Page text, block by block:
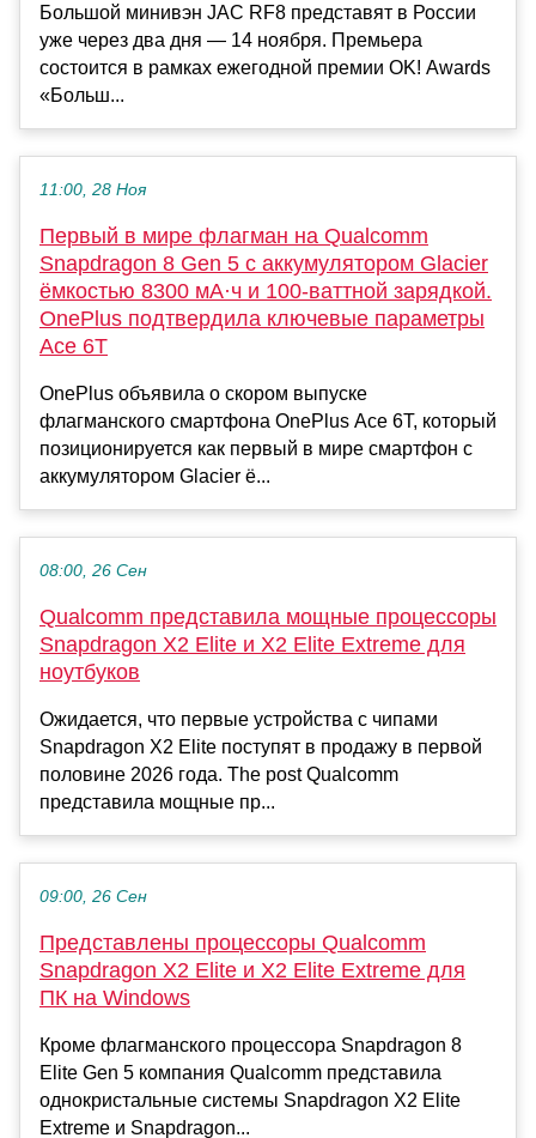
Большой минивэн JAC RF8 представят в России
уже через два дня — 14 ноября. Премьера
состоится в рамках ежегодной премии OK! Awards
«Больш...
11:00, 28 Ноя
Первый в мире флагман на Qualcomm
Snapdragon 8 Gen 5 с аккумулятором Glacier
ёмкостью 8300 мА·ч и 100-ваттной зарядкой.
OnePlus подтвердила ключевые параметры
Ace 6T
OnePlus объявила о скором выпуске
флагманского смартфона OnePlus Ace 6T, который
позиционируется как первый в мире смартфон с
аккумулятором Glacier ё...
08:00, 26 Сен
Qualcomm представила мощные процессоры
Snapdragon X2 Elite и X2 Elite Extreme для
ноутбуков
Ожидается, что первые устройства с чипами
Snapdragon X2 Elite поступят в продажу в первой
половине 2026 года. The post Qualcomm
представила мощные пр...
09:00, 26 Сен
Представлены процессоры Qualcomm
Snapdragon X2 Elite и X2 Elite Extreme для
ПК на Windows
Кроме флагманского процессора Snapdragon 8
Elite Gen 5 компания Qualcomm представила
однокристальные системы Snapdragon X2 Elite
Extreme и Snapdragon...